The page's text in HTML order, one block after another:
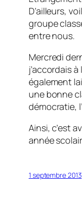
D’ailleurs,
groupe
entre nous.
Mercredi
j’accordais
également
une bonne
démocratie,
Ainsi, c’est
année
1 septembre 2013